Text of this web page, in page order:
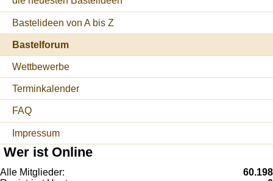
Bastelideen von A bis Z
Bastelforum
Wettbewerbe
Terminkalender
FAQ
Impressum
Wer ist Online
Alle Mitglieder:
60.198